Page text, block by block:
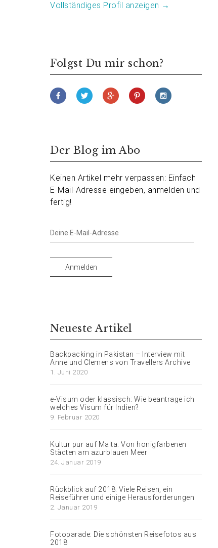
Vollständiges Profil anzeigen →
Folgst Du mir schon?
Der Blog im Abo
Keinen Artikel mehr verpassen: Einfach
E-Mail-Adresse eingeben, anmelden und
fertig!
Deine
E-
Adresse
Anmelden
Neueste Artikel
Backpacking in Pakistan – Interview mit
Anne und Clemens von Travellers Archive
1. Juni 2020
e-Visum oder klassisch: Wie beantrage ich
welches Visum für Indien?
9. Februar 2020
Kultur pur auf Malta: Von honigfarbenen
Städten am azurblauen Meer
24. Januar 2019
Rückblick auf 2018: Viele Reisen, ein
Reiseführer und einige Herausforderungen
2. Januar 2019
Fotoparade: Die schönsten Reisefotos aus
2018